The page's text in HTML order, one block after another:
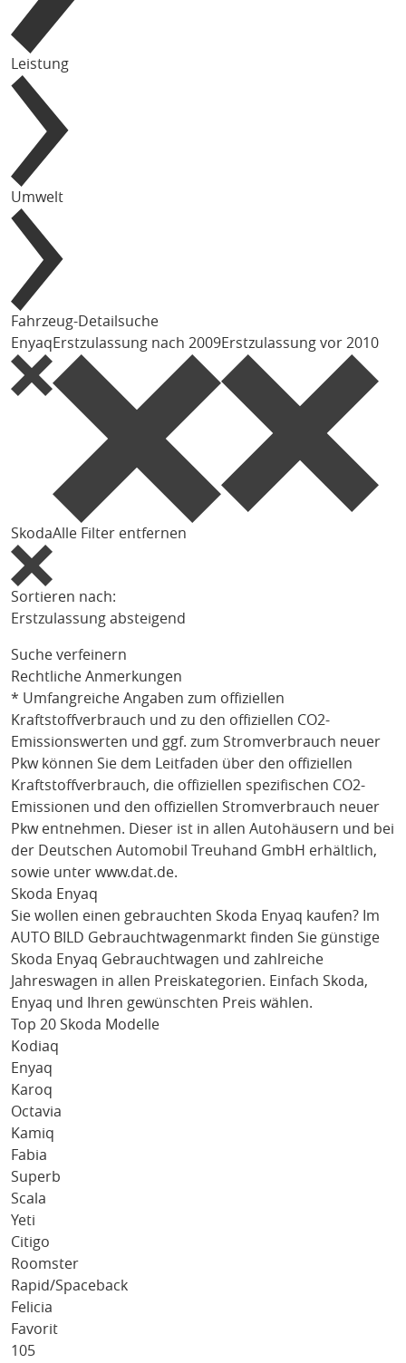
Leistung
Umwelt
Fahrzeug-Detailsuche
EnyaqErstzulassung nach 2009Erstzulassung vor 2010
SkodaAlle Filter entfernen
Sortieren nach:
Erstzulassung absteigend
Suche verfeinern
Rechtliche Anmerkungen
* Umfangreiche Angaben zum offiziellen
Kraftstoffverbrauch und zu den offiziellen CO2-
Emissionswerten und ggf. zum Stromverbrauch neuer
Pkw können Sie dem Leitfaden über den offiziellen
Kraftstoffverbrauch, die offiziellen spezifischen CO2-
Emissionen und den offiziellen Stromverbrauch neuer
Pkw entnehmen. Dieser ist in allen Autohäusern und bei
der Deutschen Automobil Treuhand GmbH erhältlich,
sowie unter www.dat.de.
Skoda Enyaq
Sie wollen einen gebrauchten Skoda Enyaq kaufen? Im
AUTO BILD Gebrauchtwagenmarkt finden Sie günstige
Skoda Enyaq Gebrauchtwagen und zahlreiche
Jahreswagen in allen Preiskategorien. Einfach Skoda,
Enyaq und Ihren gewünschten Preis wählen.
Top 20 Skoda Modelle
Kodiaq
Enyaq
Karoq
Octavia
Kamiq
Fabia
Superb
Scala
Yeti
Citigo
Roomster
Rapid/Spaceback
Felicia
Favorit
105